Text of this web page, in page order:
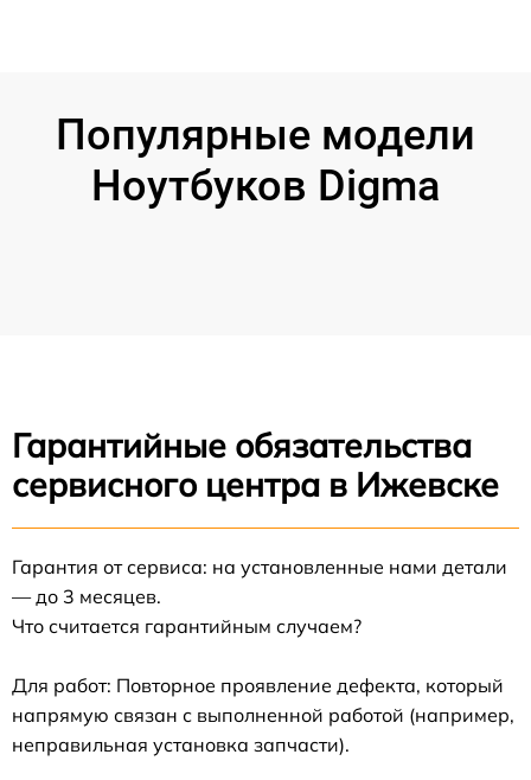
Популярные модели
Ноутбуков Digma
Гарантийные обязательства
сервисного центра в Ижевске
Гарантия от сервиса: на установленные нами детали
— до 3 месяцев.
Что считается гарантийным случаем?
Для работ: Повторное проявление дефекта, который
напрямую связан с выполненной работой (например,
неправильная установка запчасти).